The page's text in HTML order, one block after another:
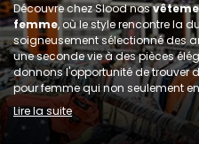
Découvre chez Slood nos
femme, où le style rencontre la
soigneusement sélectionné des
une seconde vie à des pièces
donnons l'opportunité de trouver
pour femme qui non seulement
mais contribuent aussi à un
pièce de notre sélection est un
et respectueuse de
Lire la suite